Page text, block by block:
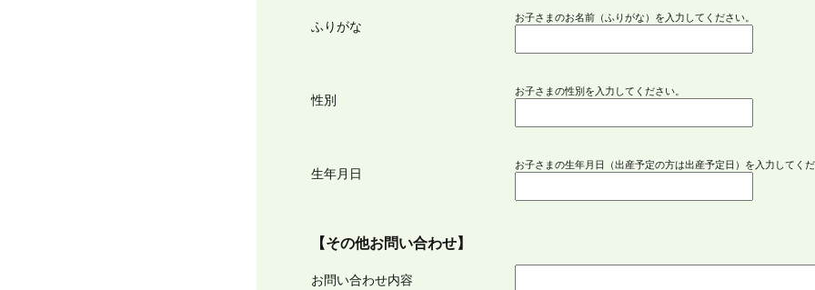
ふりがな
お子さまのお名前（ふりがな）を入力してください。
性別
お子さまの性別を入力してください。
生年月日
お子さまの生年月日（出産予定の方は出産予定日）を入力してく
【その他お問い合わせ】
お問い合わせ内容